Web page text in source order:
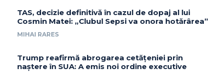
TAS, decizie definitivă în cazul de dopaj al lui
Cosmin Matei: „Clubul Sepsi va onora hotărârea”
MIHAI RARES
Trump reafirmă abrogarea cetățeniei prin
naștere în SUA: A emis noi ordine executive